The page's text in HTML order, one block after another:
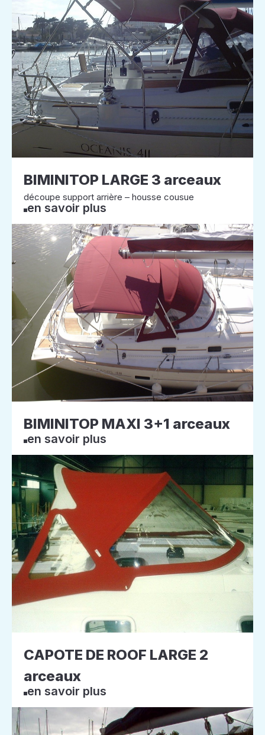
BIMINITOP LARGE 3 arceaux
découpe support arrière – housse cousue
en savoir plus
BIMINITOP MAXI 3+1 arceaux
en savoir plus
CAPOTE DE ROOF LARGE 2
arceaux
en savoir plus